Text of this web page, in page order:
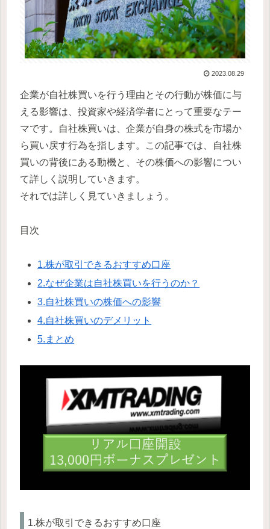
2023.08.29
企業が自社株買いを行う理由とその行動が株価に与
える影響は、投資家や経済学者にとって重要なテー
マです。自社株買いは、企業が自身の株式を市場か
ら買い戻す行為を指します。この記事では、自社株
買いの背後にある動機と、その株価への影響につい
て詳しく説明していきます。
それでは詳しく見ていきましょう。
目次
1.株が取引できるおすすめ口座
2.なぜ企業は自社株買いを行うのか？
3.自社株買いの株価への影響
4.自社株買いのデメリット
5.まとめ
1.株が取引できるおすすめ口座